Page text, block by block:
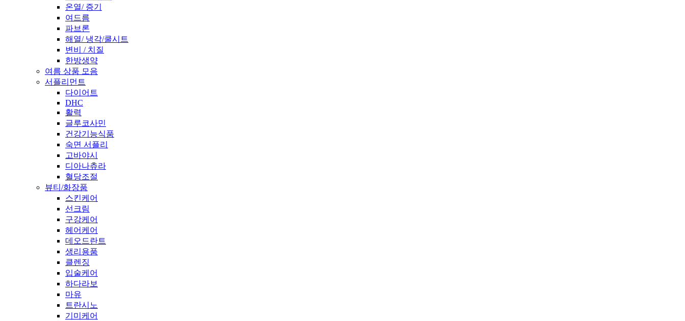
온열/ 증기
여드름
파브론
해열/ 냉각/쿨시트
변비 / 치질
한방생약
여름 상품 모음
서플리먼트
다이어트
DHC
활력
글루코사민
건강기능식품
숙면 서플리
고바야시
디아나츄라
혈당조절
뷰티/화장품
스킨케어
선크림
구강케어
헤어케어
데오드란트
생리용품
클렌징
입술케어
하다라보
마유
트란시노
기미케어